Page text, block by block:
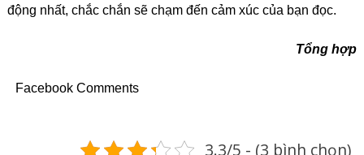
động nhất, chắc chắn sẽ chạm đến cảm xúc của bạn đọc.
Tổng hợp
Facebook Comments
3.3/5 - (3 bình chọn)